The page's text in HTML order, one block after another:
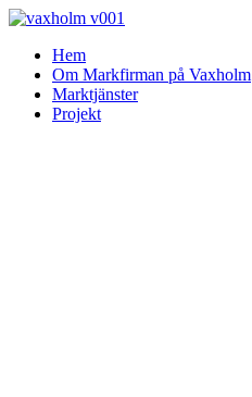
Skip
contentHem
Om Markfirman på Vaxholm
Marktjänster
Projekt